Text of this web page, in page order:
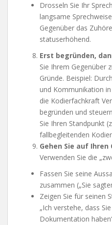
Drosseln Sie Ihr
langsame
Gegenüber das
statuserhöhend.
Erst begründen,
Sie Ihrem Gegenüber
Gründe. Beispiel:
und Kommunikation
die Kodierfachkraft
begründen und
Sie Ihren Standpunkt
fallbegleitenden
Gehen Sie auf
Verwenden Sie die
Fassen Sie seine
zusammen („Sie
Zeigen Sie für seinen
„Ich verstehe, dass
Dokumentation